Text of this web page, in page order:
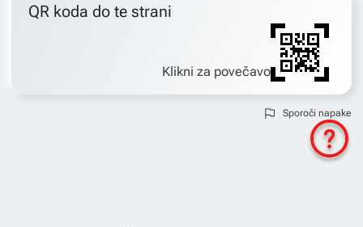
QR koda do te strani
Klikni za povečavo
Sporoči napake